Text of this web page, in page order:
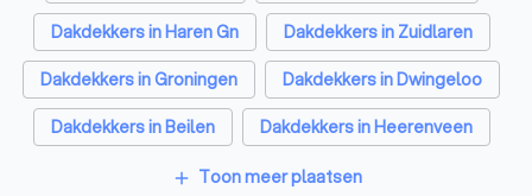
Dakdekkers in Haren Gn
Dakdekkers in Zuidlaren
Dakdekkers in Groningen
Dakdekkers in Dwingeloo
Dakdekkers in Beilen
Dakdekkers in Heerenveen
Dakdekkers in Amsterdam
add Toon meer plaatsen